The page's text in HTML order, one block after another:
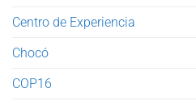
Centro de Experiencia
Chocó
COP16